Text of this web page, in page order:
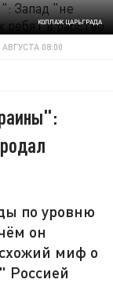
КОЛЛАЖ ЦАРЬГРАДА
АВГУСТА 08:00
по уровню
он
миф о
Россией